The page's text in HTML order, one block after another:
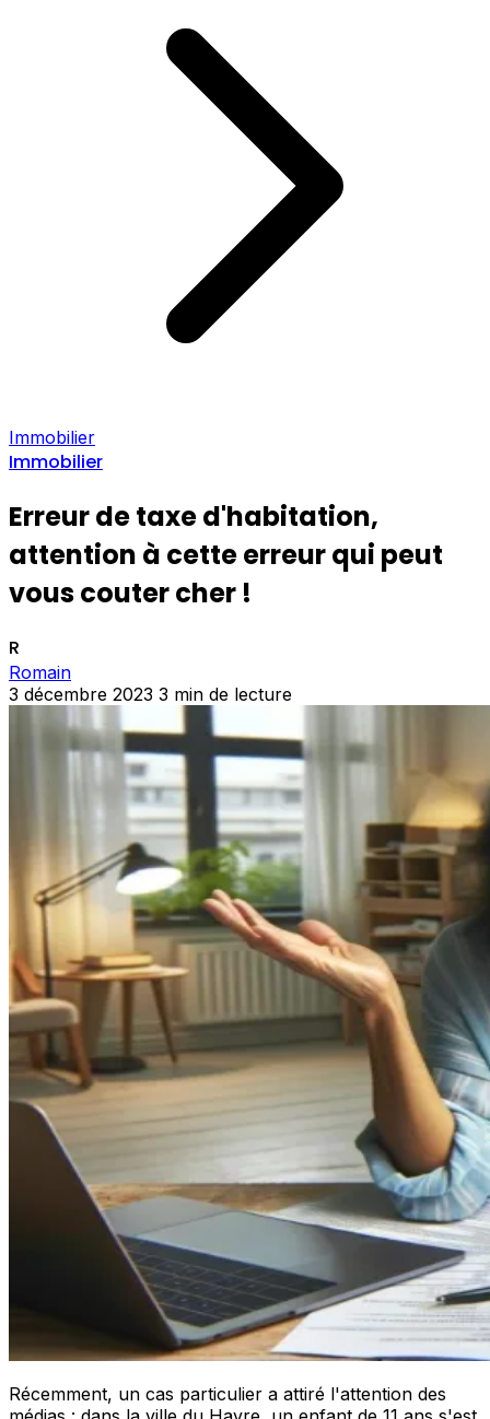
Immobilier
Immobilier
Erreur de taxe d'habitation,
attention à cette erreur qui peut
vous couter cher !
R
Romain
3 décembre 2023 3 min de lecture
Récemment, un cas particulier a attiré l'attention des